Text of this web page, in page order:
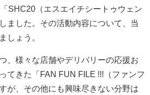
SHC20（エスエイチシートゥウェン
ました。その活動内容について、当
しょう。
、様々な店舗やデリバリーの応援お
てきた「FAN FUN FILE !!!（ファンフ
が、その他にも興味尽きない分野は